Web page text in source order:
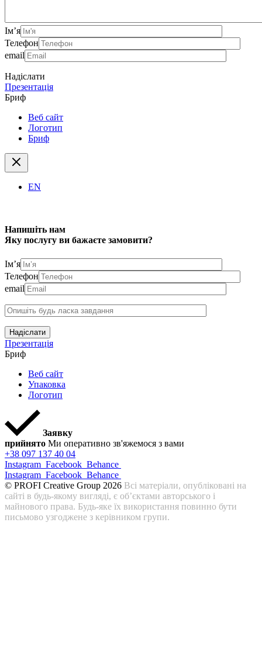
Ім’я
Телефон
email
Надіслати
Презентація
Бриф
Веб сайт
Логотип
Бриф
EN
Напишіть нам
Яку послугу ви бажаєте замовити?
Ім’я
Телефон
email
Надіслати
Презентація
Бриф
Веб сайт
Упаковка
Логотип
Заявку
прийнято Ми оперативно зв'яжемося з вами
+38 097 137 40 04
Instagram Facebook Behance
Instagram Facebook Behance
© PROFI Creative Group 2026 Всі матеріали, опубліковані на
сайті в будь-якому вигляді, є об’єктами авторського і
майнового права. Будь-яке їх використання повинно бути
письмово узгоджене з керівником групи.